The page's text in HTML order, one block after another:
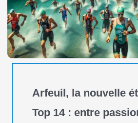
Arfeuil, la nouvelle
Top 14 : entre